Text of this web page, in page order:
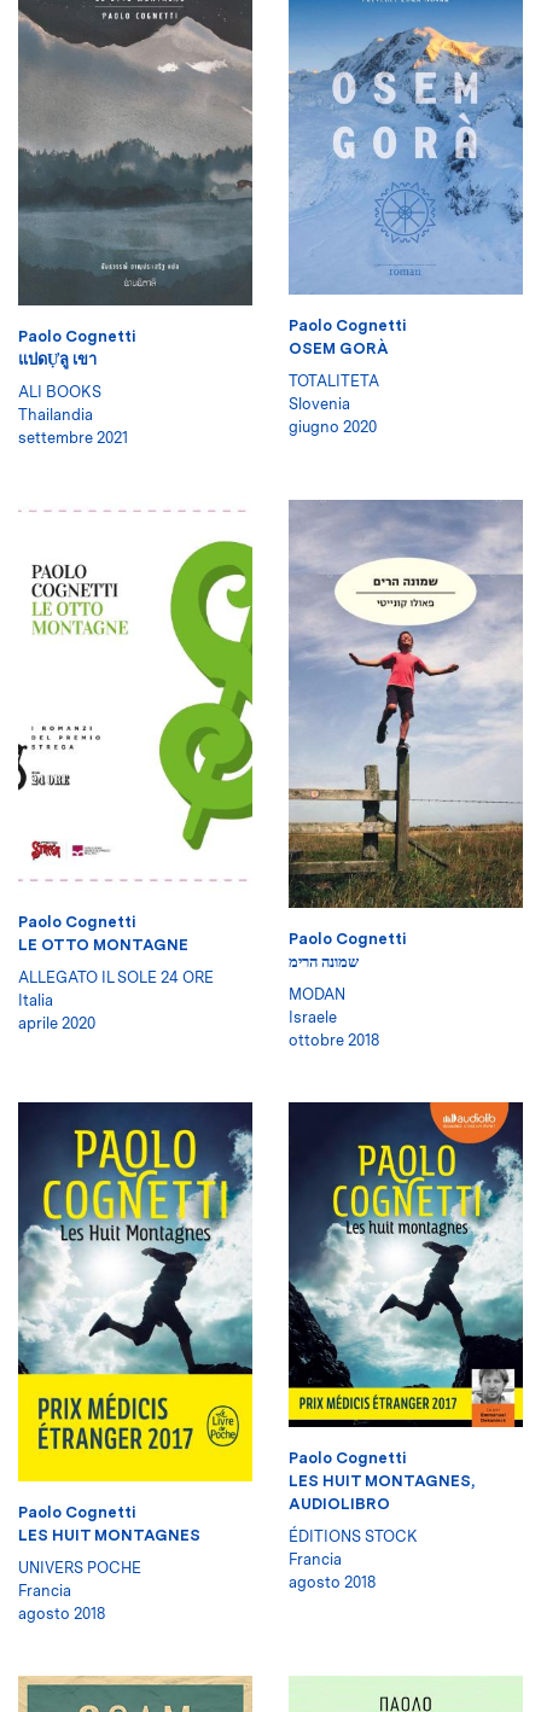
Paolo Cognetti
แปดỰลู เขา
ALI BOOKS
Thailandia
settembre 2021
Paolo Cognetti
OSEM GORÀ
TOTALITETA
Slovenia
giugno 2020
Paolo Cognetti
LE OTTO MONTAGNE
ALLEGATO IL SOLE 24 ORE
Italia
aprile 2020
Paolo Cognetti
שמונה הרימ
MODAN
Israele
ottobre 2018
Paolo Cognetti
LES HUIT MONTAGNES
UNIVERS POCHE
Francia
agosto 2018
Paolo Cognetti
LES HUIT MONTAGNES,
AUDIOLIBRO
ÉDITIONS STOCK
Francia
agosto 2018